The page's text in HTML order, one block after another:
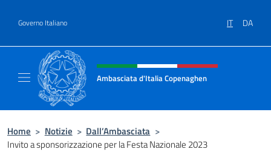
Governo Italiano IT DA
Intestazione sito, social e menù
Ambasciata d'Italia Copenaghen
Home > Notizie > Dall’Ambasciata >
Invito a sponsorizzazione per la Festa Nazionale 2023